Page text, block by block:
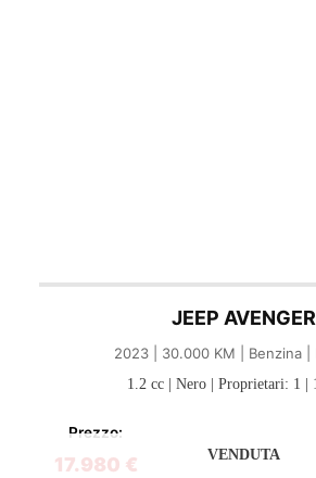
VENDUTA
JEEP AVENGER
2023 | 30.000 KM | Benzina |
1.2 cc | Nero | Proprietari: 1 |
Prezzo:
17.980 €